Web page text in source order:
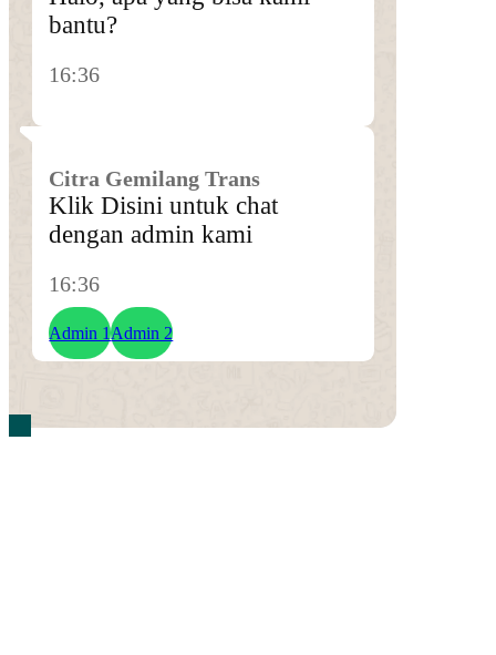
bantu?
16:36
Citra Gemilang Trans
Klik Disini untuk chat
dengan admin kami
16:36
Admin 1Admin 2